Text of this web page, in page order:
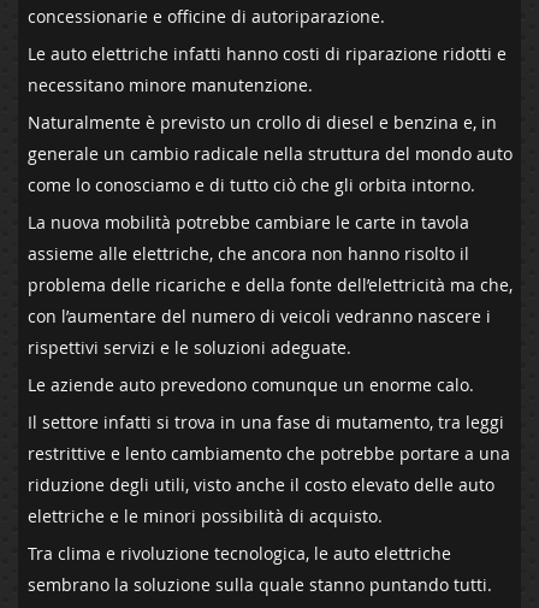
concessionarie e officine di autoriparazione.
Le auto elettriche infatti hanno costi di riparazione ridotti e
necessitano minore manutenzione.
Naturalmente è previsto un crollo di diesel e benzina e, in
generale un cambio radicale nella struttura del mondo auto
come lo conosciamo e di tutto ciò che gli orbita intorno.
La nuova mobilità potrebbe cambiare le carte in tavola
assieme alle elettriche, che ancora non hanno risolto il
problema delle ricariche e della fonte dell’elettricità ma che,
con l’aumentare del numero di veicoli vedranno nascere i
rispettivi servizi e le soluzioni adeguate.
Le aziende auto prevedono comunque un enorme calo.
Il settore infatti si trova in una fase di mutamento, tra leggi
restrittive e lento cambiamento che potrebbe portare a una
riduzione degli utili, visto anche il costo elevato delle auto
elettriche e le minori possibilità di acquisto.
Tra clima e rivoluzione tecnologica, le auto elettriche
sembrano la soluzione sulla quale stanno puntando tutti.